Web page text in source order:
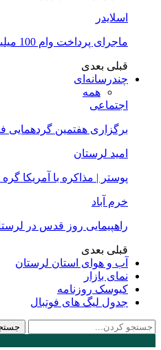
اسلایدر
ماجرای پرداخت وام 100 میلیونی برای نوسازی تجهیزات کشاورزان لرستانی چیست؟
قبلی بعدی
چندرسانه‌ای
همه
اجتماعی
برگزاری هفتمین گردهمایی
امید لرستان
پوستر | مذاکره با آمریکا
خرم آباد
راهپیمایی روز قدس در
قبلی بعدی
آب و هوای استان لرستان
نمای بازار
کیوسک روزنامه
جدول لیگ های فوتبال